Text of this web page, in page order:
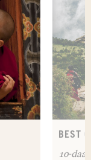
BEST
10-